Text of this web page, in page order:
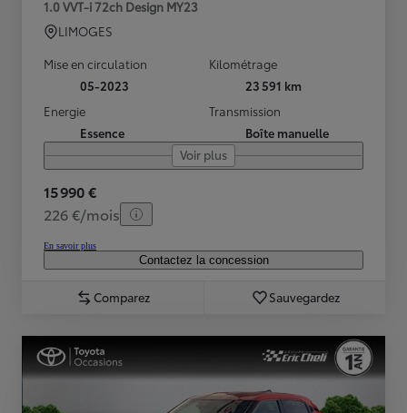
1.0 VVT-i 72ch Design MY23
LIMOGES
Mise en circulation
05-2023
Kilométrage
23 591 km
Energie
Essence
Transmission
Boîte manuelle
Voir plus
15 990 €
226 €/mois
En savoir plus
Contactez la concession
Comparez Sauvegardez